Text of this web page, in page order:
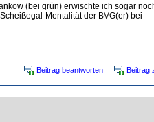
(bei grün) erwischte ich sogar
Mentalität der BVG(er) bei
Beitrag beantworten Beitrag